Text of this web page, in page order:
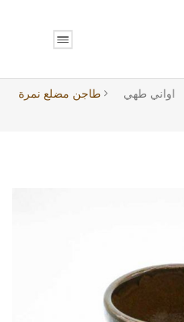
اواني طهي
طاجن مضلع نمرة